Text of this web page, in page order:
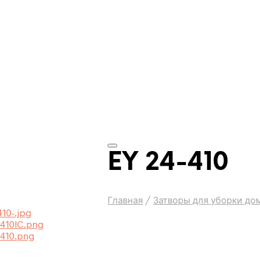
EY 24-410
Главная / Затворы для уборки